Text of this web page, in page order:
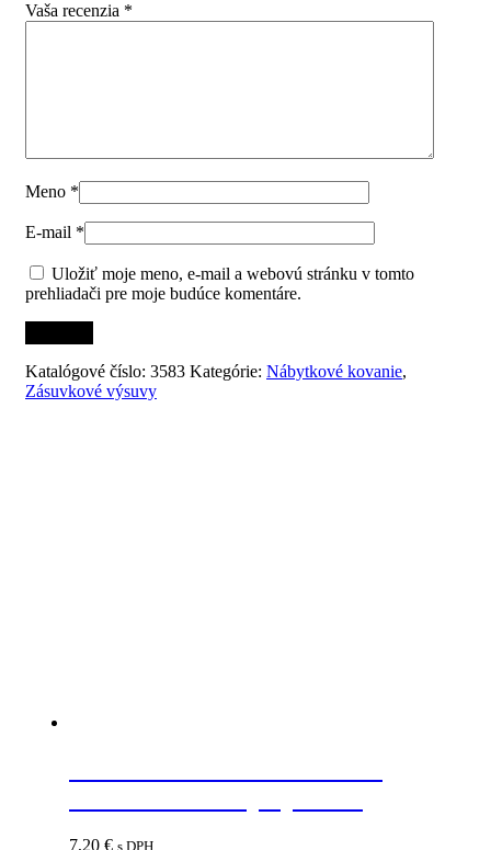
Vaša recenzia *
Meno *
E-mail *
Uložiť moje meno, e-mail a webovú stránku v tomto
prehliadači pre moje budúce komentáre.
Katalógové číslo: 3583 Kategórie: Nábytkové kovanie,
Zásuvkové výsuvy
7,20 € s DPH